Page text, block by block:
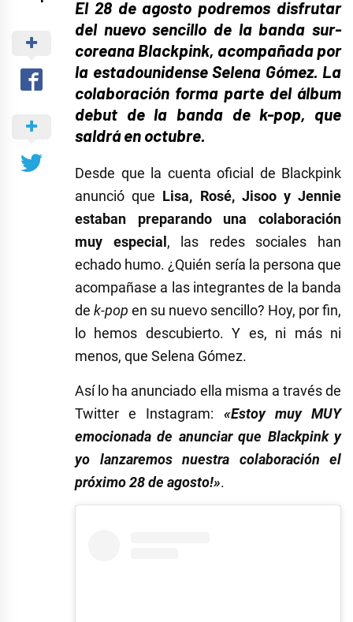
El 28 de agosto podremos disfrutar
del nuevo sencillo de la banda sur-
coreana Blackpink, acompañada por
la estadounidense Selena Gómez. La
colaboración forma parte del álbum
debut de la banda de k-pop, que
saldrá en octubre.
Desde que la cuenta oficial de Blackpink
anunció que Lisa, Rosé, Jisoo y Jennie
estaban preparando una colaboración
muy especial , las redes sociales han
echado humo. ¿Quién sería la persona que
acompañase a las integrantes de la banda
de k-pop en su nuevo sencillo? Hoy, por fin,
lo hemos descubierto. Y es, ni más ni
menos, que Selena Gómez.
Así lo ha anunciado ella misma a través de
Twitter e Instagram: «Estoy muy MUY
emocionada de anunciar que Blackpink y
yo lanzaremos nuestra colaboración el
próximo 28 de agosto!».